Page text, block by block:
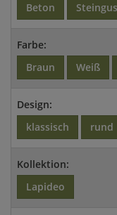
Beton
Farbe:
Braun
Weiß
Design:
klassisch
rund
Kollektion:
Lapideo